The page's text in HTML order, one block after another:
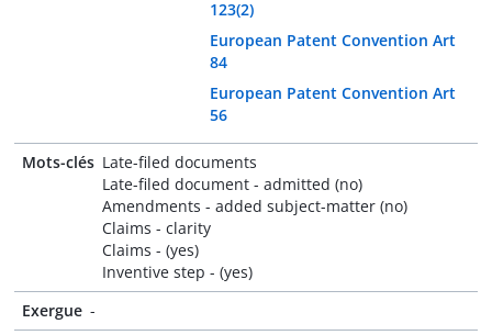
123(2)
European Patent Convention Art
84
European Patent Convention Art
56
Mots-clés Late-filed documents
Late-filed document - admitted (no)
Amendments - added subject-matter (no)
Claims - clarity
Claims - (yes)
Inventive step - (yes)
Exergue -